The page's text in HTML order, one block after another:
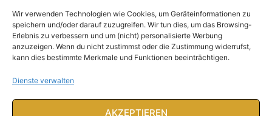
Wir verwenden Technologien wie Cookies, um Geräteinformationen zu
speichern und/oder darauf zuzugreifen. Wir tun dies, um das Browsing-
Erlebnis zu verbessern und um (nicht) personalisierte Werbung
anzuzeigen. Wenn du nicht zustimmst oder die Zustimmung widerrufst,
kann dies bestimmte Merkmale und Funktionen beeinträchtigen.
Dienste verwalten
AKZEPTIEREN
Unser Magazin
Spenden
Ausgaben
Abonnieren
Rubriken
Deutschland
Ausland
Feuilleton
Rechtliches
Rechtliche Hinweise
Impressum
Datenschutzerklärung